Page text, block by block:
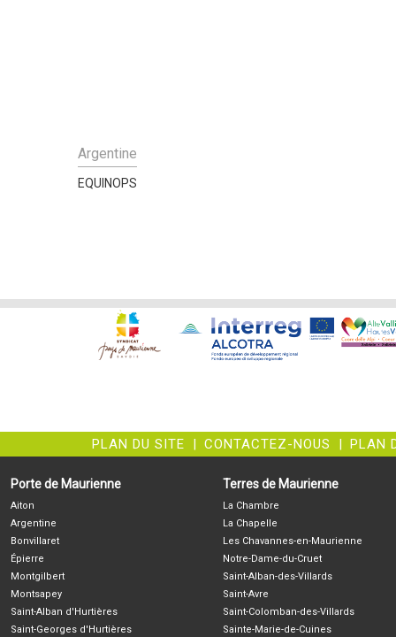
Argentine
EQUINOPS
PLAN DU SITE | CONTACTEZ-NOUS | PLAN
Porte de Maurienne
Aiton
Argentine
Bonvillaret
Épierre
Montgilbert
Montsapey
Saint-Alban d'Hurtières
Saint-Georges d'Hurtières
Terres de Maurienne
La Chambre
La Chapelle
Les Chavannes-en-Maurienne
Notre-Dame-du-Cruet
Saint-Alban-des-Villards
Saint-Avre
Saint-Colomban-des-Villards
Sainte-Marie-de-Cuines